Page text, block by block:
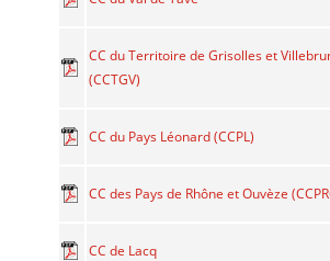
CC du Territoire de Grisolles et
(CCTGV)
CC du Pays Léonard (CCPL)
CC des Pays de Rhône et Ouvèze
CC de Lacq